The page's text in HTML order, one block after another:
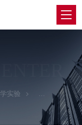
实验 其他仪器设备